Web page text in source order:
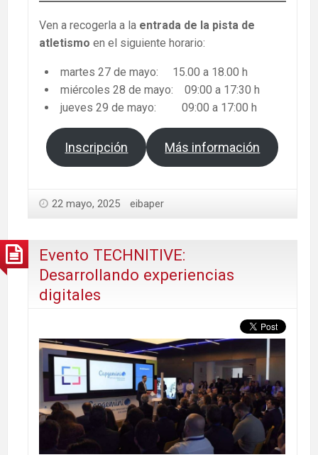
Ven a recogerla a la entrada de la pista de
atletismo en el siguiente horario:
martes 27 de mayo: 15.00 a 18.00 h
miércoles 28 de mayo: 09:00 a 17:30 h
jueves 29 de mayo: 09:00 a 17:00 h
Inscripción Más información
22 mayo, 2025 eibaper
Evento TECHNITIVE:
Desarrollando experiencias
digitales